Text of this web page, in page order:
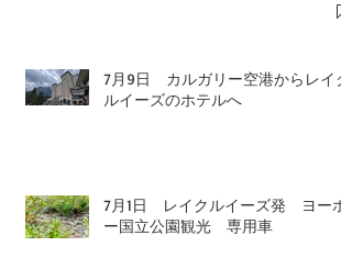
7月9日 カルガリー空港からレイク
ルイーズのホテルへ
7月1日 レイクルイーズ発 ヨーホ
ー国立公園観光 専用車